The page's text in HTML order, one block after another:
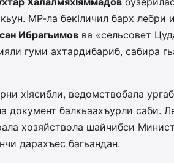
МР-ла бекIличил барх лебри
Ибрагьимов ва «сельсовет
гуми ахтардибариб, сабира
хIясибли, ведомствобала
документ балкьаахъурли саби.
хозяйствола шайчибси
дарахъес багьандан.